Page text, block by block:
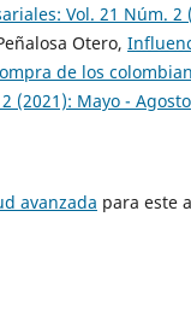
Vol. 21 Núm. 2
Otero,
de los
(2021): Mayo - Agosto
avanzada para este